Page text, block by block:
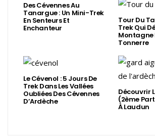
Des Cévennes Au
Tanargue : Un Mini-Trek
En Senteurs Et
Enchanteur
Tour Du
Trek Qui
Montagne
Tonnerre
Le Cévenol : 5 Jours De
Trek Dans Les Vallées
Oubliées Des Cévennes
D’Ardèche
Découvrir
(2ème
À Laudun